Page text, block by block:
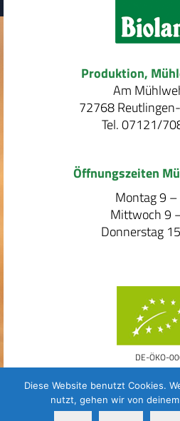
Produktion,
Am
72768
Tel. 07121/
Öffnungszeiten
Montag 9
Mittwoch 9
Donnerstag
DE-ÖKO-
Diese Website benutzt Cookies.
nutzt, gehen wir von